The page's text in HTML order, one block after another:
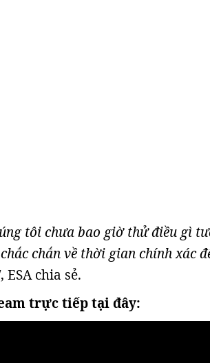
tôi chưa bao giờ thử điều gì
chắn về thời gian chính xác
, ESA chia sẻ.
trực tiếp tại đây: